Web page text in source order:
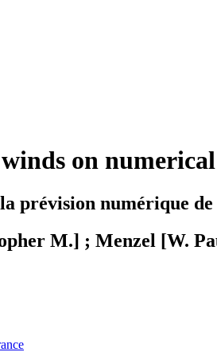
on
prévision numérique
M.] ; Menzel [W.